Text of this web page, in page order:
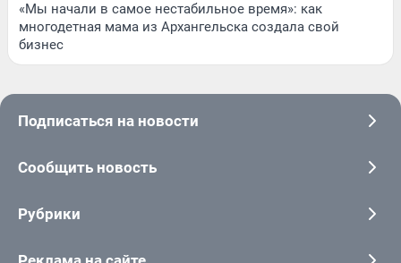
«Мы начали в самое нестабильное время»: как
многодетная мама из Архангельска создала свой
бизнес
Подписаться на новости
Сообщить новость
Рубрики